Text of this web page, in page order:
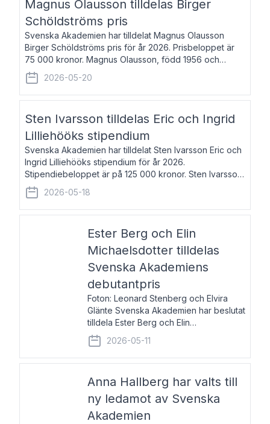
Magnus Olausson tilldelas Birger
Schöldströms pris
Svenska Akademien har tilldelat Magnus Olausson
Birger Schöldströms pris för år 2026. Prisbeloppet är
75 000 kronor. Magnus Olausson, född 1956 och
bosatt i Stockholm, är konstvetare, museiman och
hovman. Han disputerade 1993 vid Uppsala un
2026-05-20
Sten Ivarsson tilldelas Eric och Ingrid
Lilliehööks stipendium
Svenska Akademien har tilldelat Sten Ivarsson Eric och
Ingrid Lilliehööks stipendium för år 2026.
Stipendiebeloppet är på 125 000 kronor. Sten Ivarsson,
född 1979, är mediateksamordnare vid
Söderslättsgymnasiet i Trelleborg. Här har han på
2026-05-18
Ester Berg och Elin
Michaelsdotter tilldelas
Svenska Akademiens
debutantpris
Foton: Leonard Stenberg och Elvira
Glänte Svenska Akademien har beslutat
tilldela Ester Berg och Elin
Michaelsdotter Svenska Akademiens
debutantpris för år 2026. Priset är
nyinstiftat och syftar till att lyfta fram
2026-05-11
Anna Hallberg har valts till
ny ledamot av Svenska
Akademien